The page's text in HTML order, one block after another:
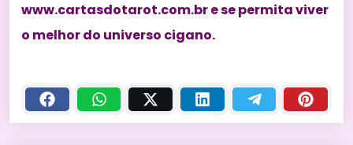
www.cartasdotarot.com.bre se permita viver
o melhor do universo cigano.